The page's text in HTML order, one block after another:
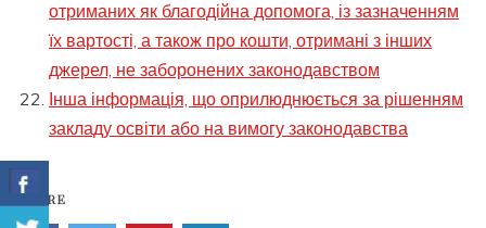
отриманих як благодійна допомога, із зазначенням
їх вартості, а також про кошти, отримані з інших
джерел, не заборонених законодавством
Інша інформація, що оприлюднюється за рішенням
закладу освіти або на вимогу законодавства
SHARE